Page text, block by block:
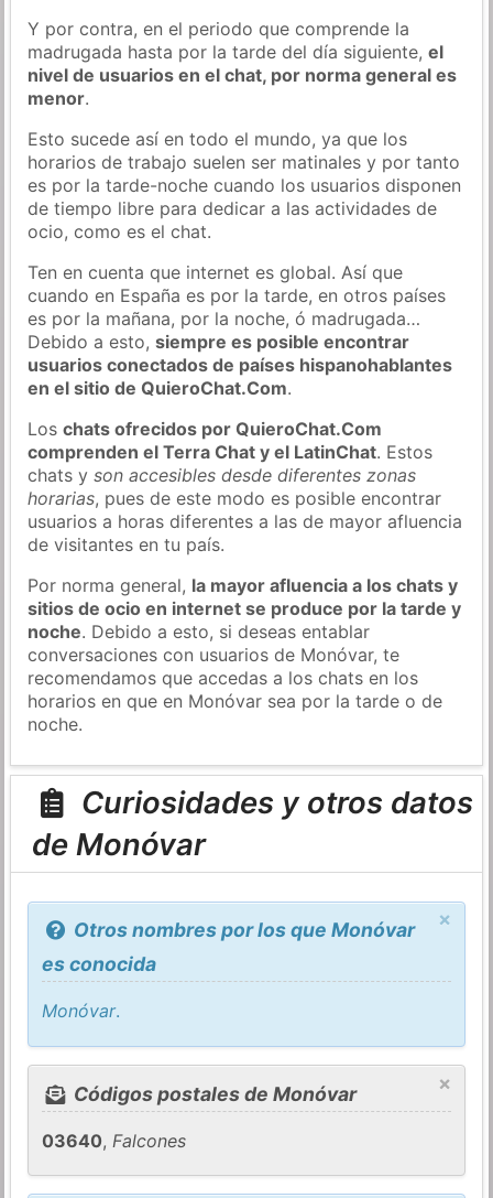
Y por contra, en el periodo que comprende la
madrugada hasta por la tarde del día siguiente,el
nivel de usuarios en el chat, por norma general es
menor.
Esto sucede así en todo el mundo, ya que los
horarios de trabajo suelen ser matinales y por tanto
es por la tarde-noche cuando los usuarios disponen
de tiempo libre para dedicar a las actividades de
ocio, como es el chat.
Ten en cuenta que internet es global. Así que
cuando en España es por la tarde, en otros países
es por la mañana, por la noche, ó madrugada…
Debido a esto,siempre es posible encontrar
usuarios conectados de países hispanohablantes
en el sitio de QuieroChat.Com.
Loschats ofrecidos por QuieroChat.Com
comprenden el Terra Chat y el LatinChat. Estos
chats yson accesibles desde diferentes zonas
horarias, pues de este modo es posible encontrar
usuarios a horas diferentes a las de mayor afluencia
de visitantes en tu país.
Por norma general, la mayor afluencia a los chats y
sitios de ocio en internet se produce por la tarde y
noche. Debido a esto, si deseas entablar
conversaciones con usuarios de Monóvar, te
recomendamos que accedas a los chats en los
horarios en que en Monóvar sea por la tarde o de
noche.
Curiosidades y otros datos
de Monóvar
×
Otros nombres por los que Monóvar
es conocida
Monóvar.
×
Códigos postales de Monóvar
03640, Falcones